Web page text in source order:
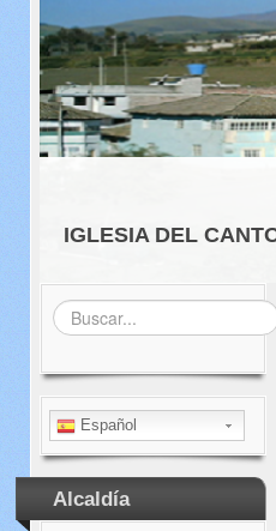
IGLESIA DEL
Buscar...
Español
Alcaldía